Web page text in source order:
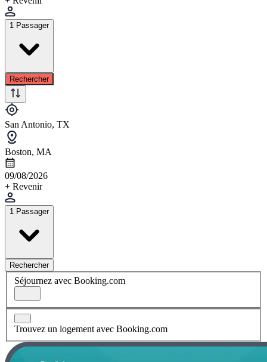
1 Passager
Rechercher
San Antonio, TX
Boston, MA
09/08/2026
+ Revenir
1 Passager
Rechercher
Séjournez avec Booking.com
Trouvez un logement avec Booking.com